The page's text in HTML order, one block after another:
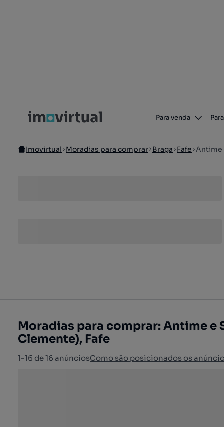
Para venda
Imovirtual Moradias para comprar Braga Fafe Antime
Moradias para comprar: Antime e
Clemente), Fafe
1-16 de 16 anúnciosComo são posicionados os